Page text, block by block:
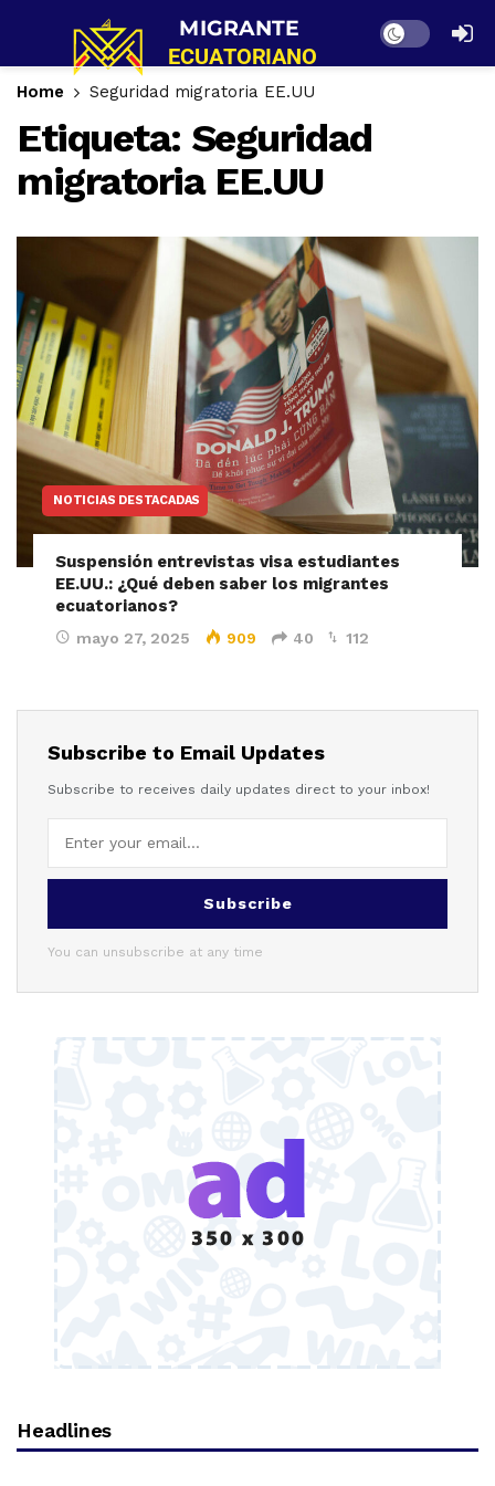
Dark mode
Home Seguridad migratoria EE.UU
Etiqueta: Seguridad
migratoria EE.UU
NOTICIAS DESTACADAS
Suspensión entrevistas visa estudiantes
EE.UU.: ¿Qué deben saber los migrantes
ecuatorianos?
mayo 27, 2025 909 40 112
Subscribe to Email Updates
Subscribe to receives daily updates direct to your inbox!
Subscribe
You can unsubscribe at any time
Headlines